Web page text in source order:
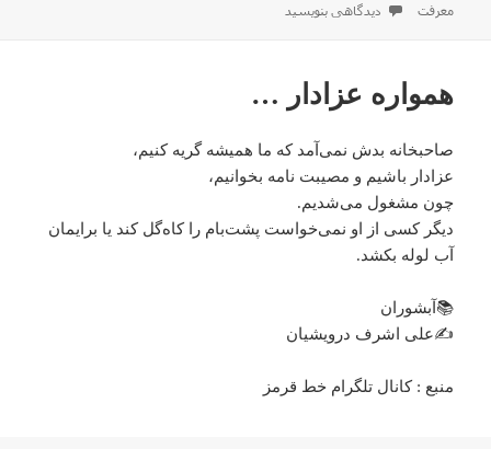
در
معرفت
برای سخنان گهربار
دیدگاهی بنویسید
همواره عزادار …
صاحبخانه بدش نمی‌آمد که ما همیشه گریه کنیم،
عزادار باشیم و مصیبت نامه بخوانیم،
چون مشغول می‌شدیم.
دیگر کسی از او نمی‌خواست پشت‌بام را کاه‌گل کند یا برایمان
آب لوله بکشد.
📚آبشوران
✍️علی اشرف درویشیان
منبع : کانال تلگرام خط قرمز